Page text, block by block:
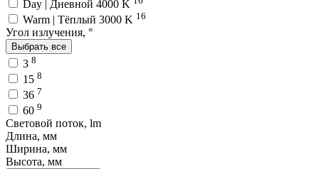
Day | Дневной 4000 K
Warm | Тёплый 3000 K 16
Угол излучения, °
Выбрать все
3 8
15 8
36 7
60 9
Световой поток, lm
Длина, мм
Ширина, мм
Высота, мм